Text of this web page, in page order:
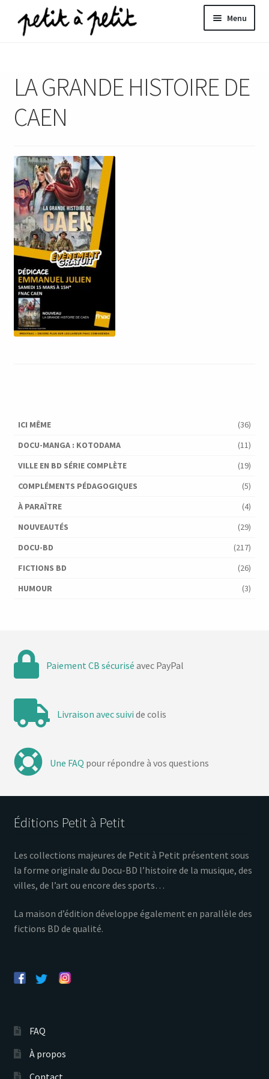
Aller
à
Aller
au
Menu
LA GRANDE HISTOIRE DE
CAEN
ICI MÊME
(36)
DOCU-MANGA : KOTODAMA
(11)
VILLE EN BD SÉRIE COMPLÈTE
(19)
COMPLÉMENTS PÉDAGOGIQUES
(5)
À PARAÎTRE
(4)
NOUVEAUTÉS
(29)
DOCU-BD
(217)
FICTIONS BD
(26)
HUMOUR
(3)
Paiement CB sécurisé avec PayPal
Livraison avec suivi de colis
Une FAQ pour répondre à vos questions
Éditions Petit à Petit
Les collections majeures de Petit à Petit présentent sous
la forme originale du Docu-BD l’histoire de la musique, des
villes, de l’art ou encore des sports…
La maison d’édition développe également en parallèle des
fictions BD de qualité.
FAQ
À propos
Contact